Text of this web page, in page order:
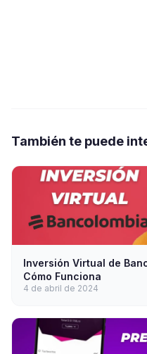
También te puede
Inversión Virtual de
Cómo Funciona
4 de abril de 2024